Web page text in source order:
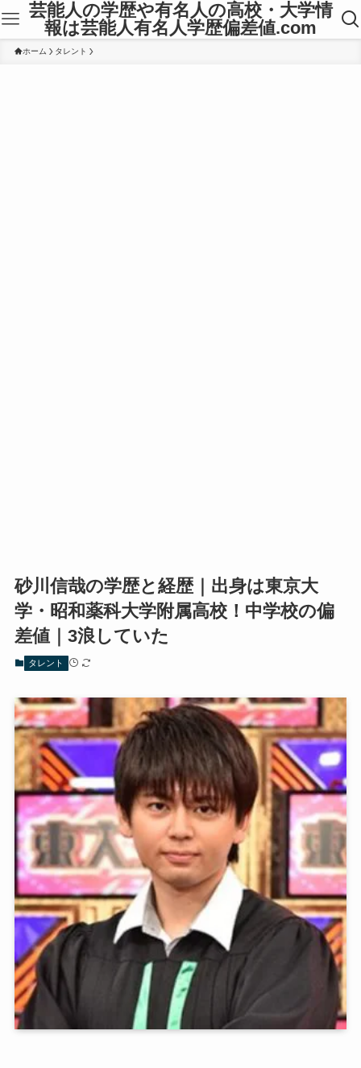
芸能人の学歴や有名人の高校・大学情
報は芸能人有名人学歴偏差値.com
ホーム タレント
砂川信哉の学歴と経歴｜出身は東京大
学・昭和薬科大学附属高校！中学校の偏
差値｜3浪していた
タレント